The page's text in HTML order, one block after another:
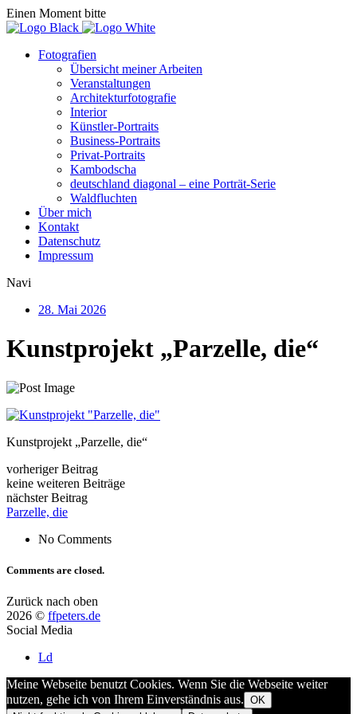
Einen Moment bitte
Fotografien
Übersicht meiner Arbeiten
Veranstaltungen
Architekturfotografie
Interior
Künstler-Portraits
Business-Portraits
Privat-Portraits
Kambodscha
deutschland diagonal – eine Porträt-Serie
Waldfluchten
Über mich
Kontakt
Datenschutz
Impressum
Navi
28. Mai 2026
Kunstprojekt „Parzelle, die“
Kunstprojekt „Parzelle, die“
vorheriger Beitrag
keine weiteren Beiträge
nächster Beitrag
Parzelle, die
No Comments
Comments are closed.
Zurück nach oben
2026 © ffpeters.de
Social Media
Ld
Meine Webseite benutzt Cookies. Wenn Sie die Webseite weiter
nutzen, gehe ich von Ihrem Einverständnis aus. OK